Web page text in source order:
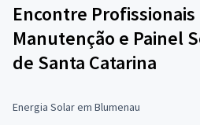
Encontre
Manutenção e Painel
de Santa Catarina
Energia Solar em Blumenau